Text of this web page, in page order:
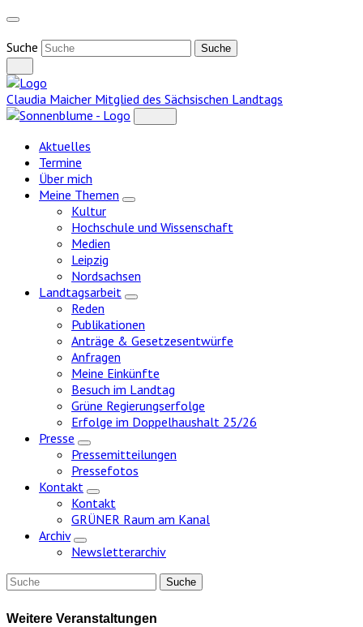
Weiter
Inhalt
Suche
Claudia Maicher Mitglied des Sächsischen Landtags
Aktuelles
Termine
Über mich
Meine Themen
Zeige
Kultur
Hochschule und Wissenschaft
Medien
Leipzig
Nordsachsen
Landtagsarbeit
Zeige
Reden
Publikationen
Anträge & Gesetzesentwürfe
Anfragen
Meine Einkünfte
Besuch im Landtag
Grüne Regierungserfolge
Erfolge im Doppelhaushalt 25/26
Presse
Zeige
Untermenü
Pressemitteilungen
Pressefotos
Kontakt
Zeige
Untermenü
Kontakt
GRÜNER Raum am Kanal
Archiv
Zeige
Untermenü
Newsletterarchiv
Weitere Veranstaltungen